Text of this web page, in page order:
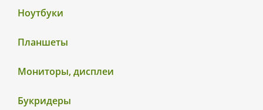
Ноутбуки
Планшеты
Мониторы, дисплеи
Букридеры